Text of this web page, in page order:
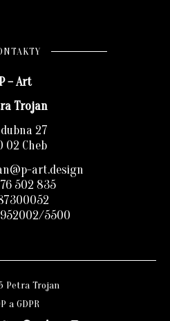
P – Art
Trojan
27
02 Cheb
art.design
502 835
5500
Petra Trojan
a GDPR